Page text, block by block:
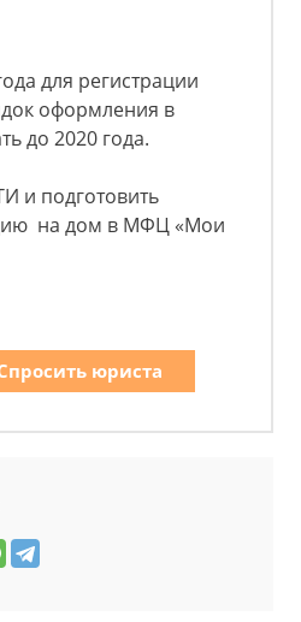
для регистрации
оформления в
до 2020 года.
и подготовить
на дом в МФЦ «Мои
юриста